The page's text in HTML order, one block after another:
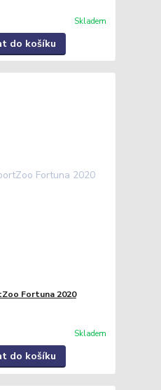
Skladem
do košíku
Fortuna 2020
Skladem
do košíku